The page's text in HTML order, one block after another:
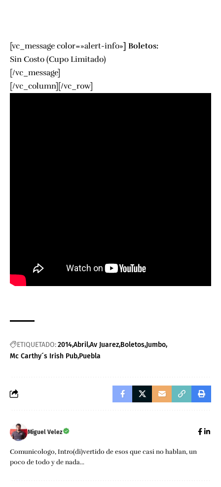
[vc_message color=»alert-info»] Boletos:
Sin Costo (Cupo Limitado)
[/vc_message]
[/vc_column][/vc_row]
ETIQUETADO:2014AbrilAv Juarez Boletos Jumbo
Mc Carthy´s Irish Pub Puebla
Miguel Velez
Comunicologo, Intro(di)vertido de esos que casi no hablan, un
poco de todo y de nada...